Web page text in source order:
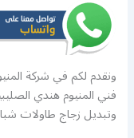
ونقدم لكم في شركة
فني المنيوم هندي
وتبديل زجاج طاولات